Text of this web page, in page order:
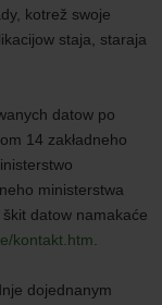
kotrež swoje
staja, staraja
datow po
14 zakładneho
ministerstwa
datow namakaće
kontakt.htm
dojednanym